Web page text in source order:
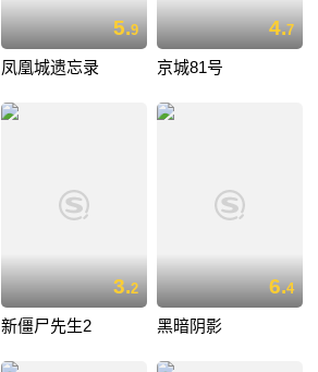
5.9
凤凰城遗忘录
4.7
京城81号
3.2
新僵尸先生2
6.4
黑暗阴影